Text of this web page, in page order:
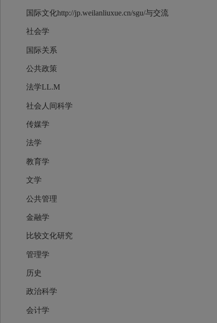
国际文化http://jp.weilanliuxue.cn/sgu/与交流
社会学
国际关系
公共政策
法学LL.M
社会人间科学
传媒学
法学
教育学
文学
公共管理
金融学
比较文化研究
管理学
历史
政治科学
会计学